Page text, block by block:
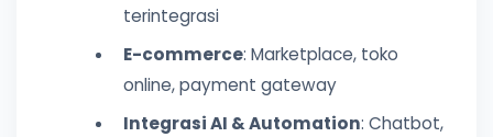
terintegrasi
E-commerce: Marketplace, toko
online, payment gateway
Integrasi AI & Automation: Chatbot,